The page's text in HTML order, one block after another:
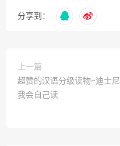
分享到：
上一篇
超赞的汉语分级读物~迪士尼
我会自己读